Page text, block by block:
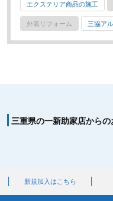
エクステリア商品の施工
外装リフォーム 三協ア
三重県の一新助家店からの
新規加入はこちら